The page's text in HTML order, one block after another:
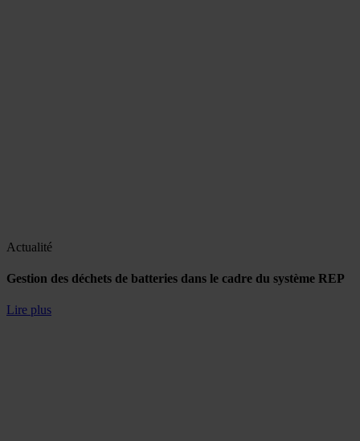
Actualité
Gestion des déchets de batteries dans le cadre du système REP
Lire plus